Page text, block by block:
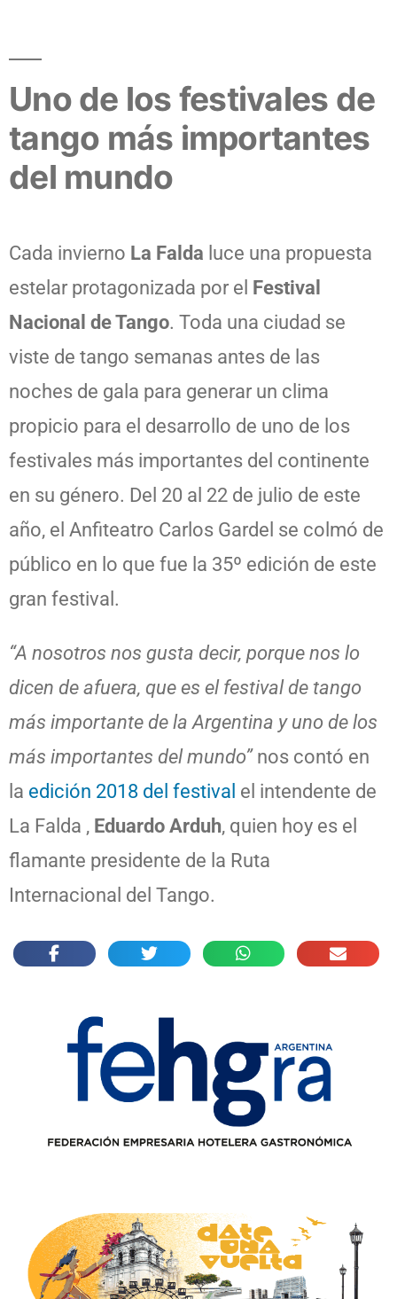
Uno de los festivales de
tango más importantes
del mundo
Cada invierno La Falda luce una propuesta
estelar protagonizada por el Festival
Nacional de Tango. Toda una ciudad se
viste de tango semanas antes de las
noches de gala para generar un clima
propicio para el desarrollo de uno de los
festivales más importantes del continente
en su género. Del 20 al 22 de julio de este
año, el Anfiteatro Carlos Gardel se colmó de
público en lo que fue la 35º edición de este
gran festival.
“A nosotros nos gusta decir, porque nos lo
dicen de afuera, que es el festival de tango
más importante de la Argentina y uno de los
más importantes del mundo”nos contó en
la edición 2018 del festival el intendente de
La Falda , Eduardo Arduh, quien hoy es el
flamante presidente de la Ruta
Internacional del Tango.